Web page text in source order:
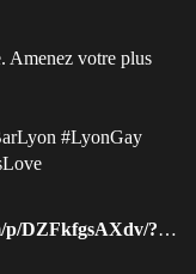
Amenez votre plus
#LyonGay
com